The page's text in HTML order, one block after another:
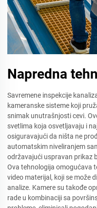
Napredna
Savremene inspekcije
kameranske sisteme koji
snimak unutrašnjosti cevi.
svetlima koja osvetljavaju i
osiguravajući da ništa ne
automatskim niveliranjem
održavajući uspravan prikaz
Ova tehnologija omogućava
video materijal, koji se može
analize. Kamere su takođe
rade u kombinaciji sa